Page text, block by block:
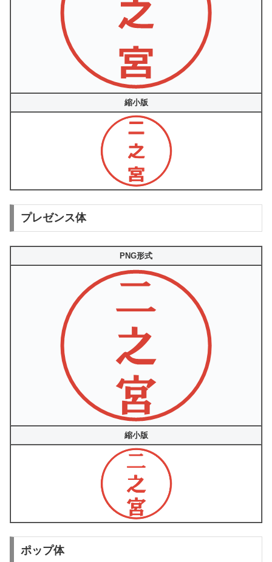
縮小版
プレゼンス体
PNG形式
縮小版
ポップ体